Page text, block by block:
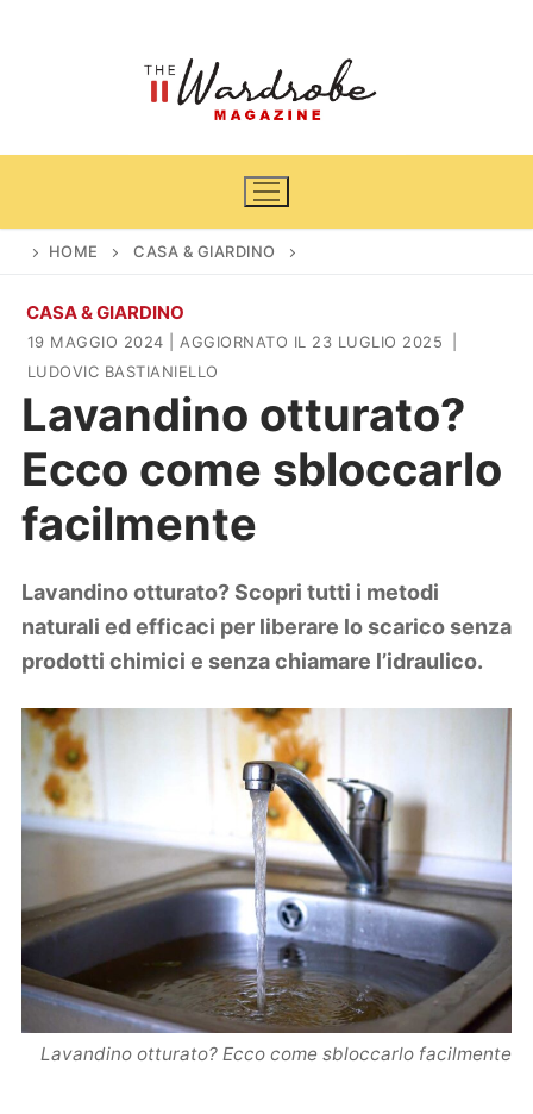
Home
Casa & Giardino
Arredamento
DIY
Viaggi
Zodiaco
HOME CASA & GIARDINO
CASA & GIARDINO
19 MAGGIO 2024 | AGGIORNATO IL 23 LUGLIO 2025
LUDOVIC BASTIANIELLO
Lavandino otturato?
Ecco come sbloccarlo
facilmente
Lavandino otturato? Scopri tutti i metodi
naturali ed efficaci per liberare lo scarico senza
prodotti chimici e senza chiamare l’idraulico.
Lavandino otturato? Ecco come sbloccarlo facilmente